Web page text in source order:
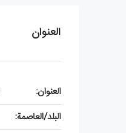
العنوان
العنوان:
البلد/العاصمة: